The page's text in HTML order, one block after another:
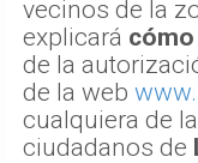
vecinos de la
explicará
de la
de la web
cualquiera de
ciudadanos de